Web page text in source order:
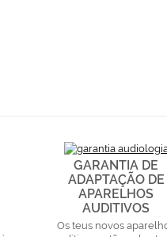
GARANTIA DE
ADAPTAÇÃO DE
APARELHOS
AUDITIVOS
Os teus novos